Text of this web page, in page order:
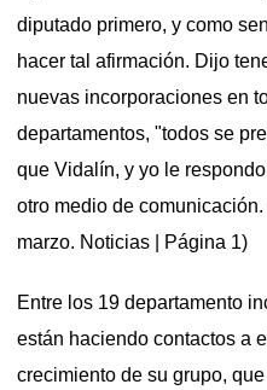
diputado primero, y como
hacer tal afirmación. Dijo
nuevas incorporaciones en
departamentos, "todos se
que Vidalín, y yo le
otro medio de
marzo. Noticias | Página 1)
Entre los 19 departamento
están haciendo contactos a
crecimiento de su grupo,